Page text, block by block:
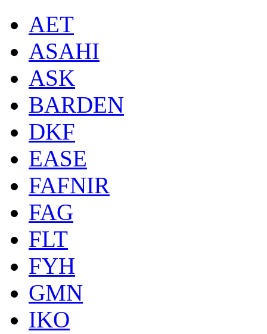
AET
ASAHI
ASK
BARDEN
DKF
EASE
FAFNIR
FAG
FLT
FYH
GMN
IKO